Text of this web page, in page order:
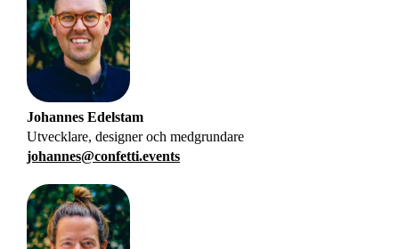
Johannes Edelstam
Utvecklare, designer och medgrundare
johannes@confetti.events